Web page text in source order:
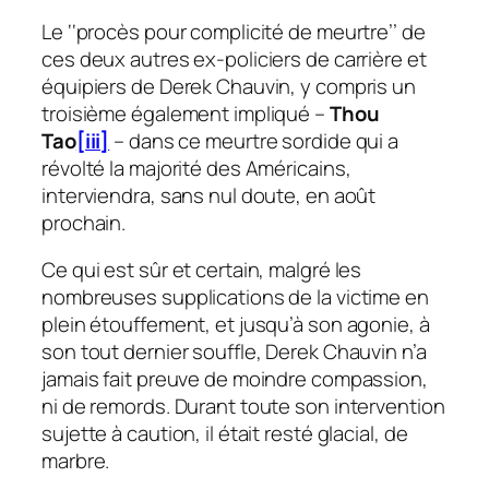
Le ‘‘procès pour complicité de meurtre’’ de
ces deux autres ex-policiers de carrière et
équipiers de Derek Chauvin, y compris un
troisième également impliqué –Thou
Tao[iii] – dans ce meurtre sordide qui a
révolté la majorité des Américains,
interviendra, sans nul doute, en août
prochain.
Ce qui est sûr et certain, malgré les
nombreuses supplications de la victime en
plein étouffement, et jusqu’à son agonie, à
son tout dernier souffle, Derek Chauvin n’a
jamais fait preuve de moindre compassion,
ni de remords. Durant toute son intervention
sujette à caution, il était resté glacial, de
marbre.